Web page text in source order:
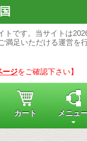
トです。当サイトは
満足いただける運営を
ージをご確認下さい】
カート メニュ